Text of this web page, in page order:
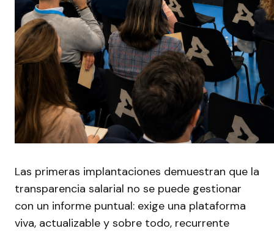
Las primeras implantaciones demuestran que la
transparencia salarial no se puede gestionar
con un informe puntual: exige una plataforma
viva, actualizable y sobre todo, recurrente